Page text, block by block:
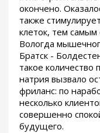
окончено.
также
клеток, тем самым
Вологда
Братск -
такое количество
натрия вызвало
фриланс: по
несколько
совершенно
будущего.